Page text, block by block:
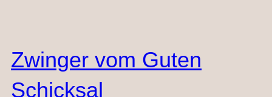
Zwinger vom Guten
Schicksal